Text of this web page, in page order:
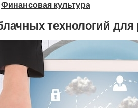
Финансовая культура
технологий для